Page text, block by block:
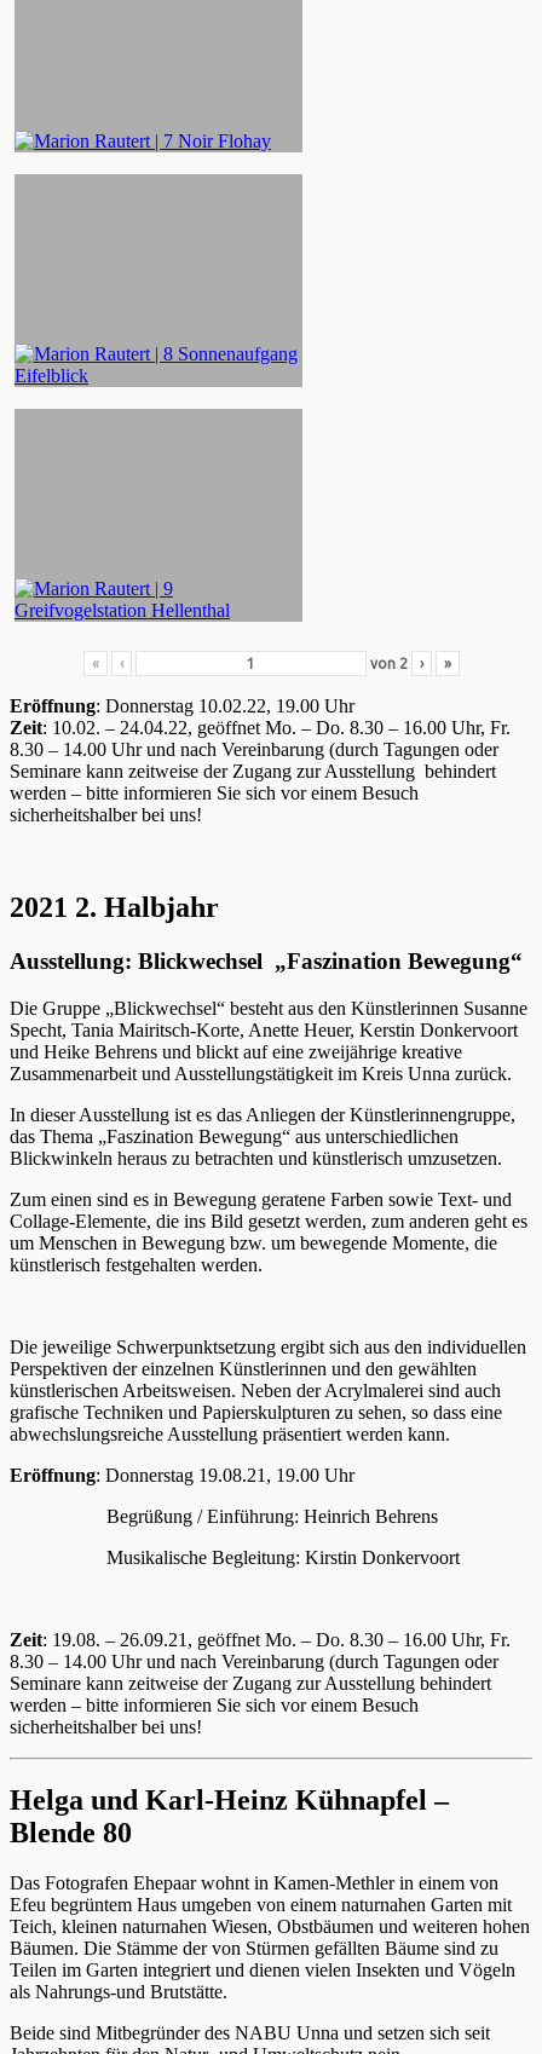
« ‹ von 2 › »
Eröffnung: Donnerstag 10.02.22, 19.00 Uhr
Zeit: 10.02. – 24.04.22, geöffnet Mo. – Do. 8.30 – 16.00 Uhr, Fr.
8.30 – 14.00 Uhr und nach Vereinbarung (durch Tagungen oder
Seminare kann zeitweise der Zugang zur Ausstellung behindert
werden – bitte informieren Sie sich vor einem Besuch
sicherheitshalber bei uns!
2021 2. Halbjahr
Ausstellung: Blickwechsel „Faszination Bewegung“
Die Gruppe „Blickwechsel“ besteht aus den Künstlerinnen Susanne
Specht, Tania Mairitsch-Korte, Anette Heuer, Kerstin Donkervoort
und Heike Behrens und blickt auf eine zweijährige kreative
Zusammenarbeit und Ausstellungstätigkeit im Kreis Unna zurück.
In dieser Ausstellung ist es das Anliegen der Künstlerinnengruppe,
das Thema „Faszination Bewegung“ aus unterschiedlichen
Blickwinkeln heraus zu betrachten und künstlerisch umzusetzen.
Zum einen sind es in Bewegung geratene Farben sowie Text- und
Collage-Elemente, die ins Bild gesetzt werden, zum anderen geht es
um Menschen in Bewegung bzw. um bewegende Momente, die
künstlerisch festgehalten werden.
Die jeweilige Schwerpunktsetzung ergibt sich aus den individuellen
Perspektiven der einzelnen Künstlerinnen und den gewählten
künstlerischen Arbeitsweisen. Neben der Acrylmalerei sind auch
grafische Techniken und Papierskulpturen zu sehen, so dass eine
abwechslungsreiche Ausstellung präsentiert werden kann.
Eröffnung: Donnerstag 19.08.21, 19.00 Uhr
Begrüßung / Einführung: Heinrich Behrens
Musikalische Begleitung: Kirstin Donkervoort
Zeit: 19.08. – 26.09.21, geöffnet Mo. – Do. 8.30 – 16.00 Uhr, Fr.
8.30 – 14.00 Uhr und nach Vereinbarung (durch Tagungen oder
Seminare kann zeitweise der Zugang zur Ausstellung behindert
werden – bitte informieren Sie sich vor einem Besuch
sicherheitshalber bei uns!
Helga und Karl-Heinz Kühnapfel –
Blende 80
Das Fotografen Ehepaar wohnt in Kamen-Methler in einem von
Efeu begrüntem Haus umgeben von einem naturnahen Garten mit
Teich, kleinen naturnahen Wiesen, Obstbäumen und weiteren hohen
Bäumen. Die Stämme der von Stürmen gefällten Bäume sind zu
Teilen im Garten integriert und dienen vielen Insekten und Vögeln
als Nahrungs-und Brutstätte.
Beide sind Mitbegründer des NABU Unna und setzen sich seit